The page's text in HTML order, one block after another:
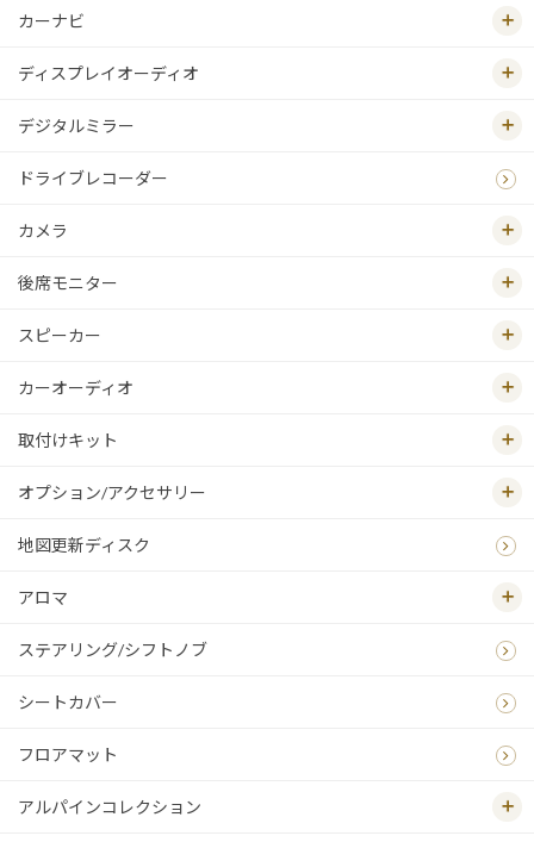
カーナビ
ディスプレイオーディオ
デジタルミラー
ドライブレコーダー
カメラ
後席モニター
スピーカー
カーオーディオ
取付けキット
オプション/アクセサリー
地図更新ディスク
アロマ
ステアリング/シフトノブ
シートカバー
フロアマット
アルパインコレクション